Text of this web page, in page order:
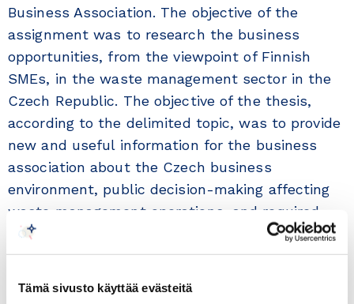
Tämä sivusto käyttää evästeitä
Business Association. The objective of the
assignment was to research the business
opportunities, from the viewpoint of Finnish
SMEs, in the waste management sector in the
Czech Republic. The objective of the thesis,
according to the delimited topic, was to provide
new and useful information for the business
association about the Czech business
environment, public decision-making affecting
waste management operations, and required
cooperation for example with municipalities.
before conducting the interviews. The